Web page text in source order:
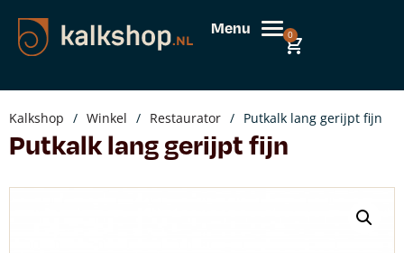
Menu 0
Kalkshop / Winkel / Restaurator / Putkalk lang gerijpt fijn
Putkalk lang gerijpt fijn